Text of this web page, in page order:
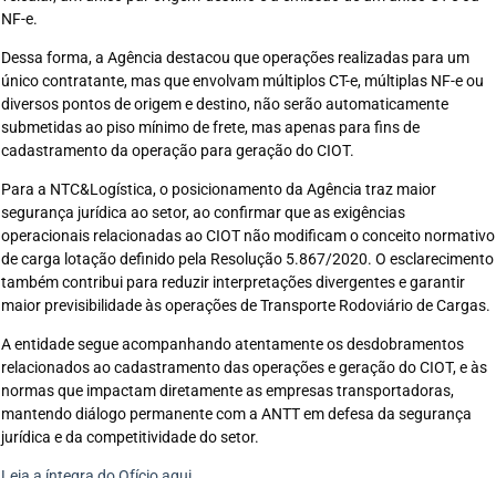
NF-e.
Dessa forma, a Agência destacou que operações realizadas para um
único contratante, mas que envolvam múltiplos CT-e, múltiplas NF-e ou
diversos pontos de origem e destino, não serão automaticamente
submetidas ao piso mínimo de frete, mas apenas para fins de
cadastramento da operação para geração do CIOT.
Para a NTC&Logística, o posicionamento da Agência traz maior
segurança jurídica ao setor, ao confirmar que as exigências
operacionais relacionadas ao CIOT não modificam o conceito normativo
de carga lotação definido pela Resolução 5.867/2020. O esclarecimento
também contribui para reduzir interpretações divergentes e garantir
maior previsibilidade às operações de Transporte Rodoviário de Cargas.
A entidade segue acompanhando atentamente os desdobramentos
relacionados ao cadastramento das operações e geração do CIOT, e às
normas que impactam diretamente as empresas transportadoras,
mantendo diálogo permanente com a ANTT em defesa da segurança
jurídica e da competitividade do setor.